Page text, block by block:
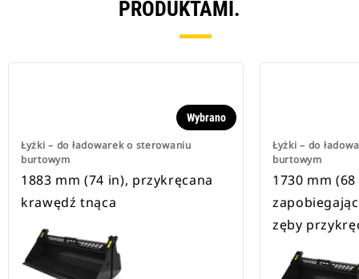
PRODUKTAMI.
Łyżki – do ładowarek o sterowaniu
burtowym
Wybrano
1883 mm (74 in), przykręcana
krawędź tnąca
Łyżki – do
burtowym
1730 mm
zęby